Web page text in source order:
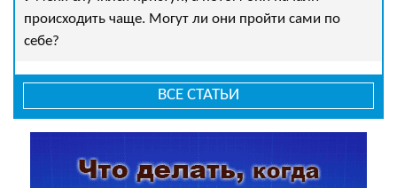
происходить чаще. Могут ли они пройти сами по
себе?
ВСЕ СТАТЬИ